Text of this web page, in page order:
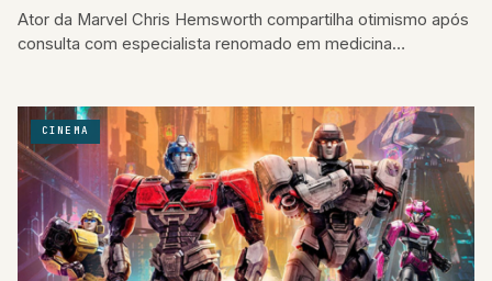
Ator da Marvel Chris Hemsworth compartilha otimismo após
consulta com especialista renomado em medicina
CINEMA